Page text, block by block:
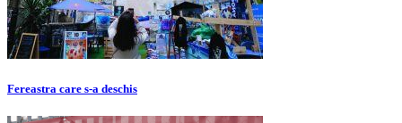
Fereastra care s-a deschis